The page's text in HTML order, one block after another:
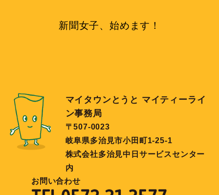
新聞女子、始めます！
マイタウンとうと マイティーライ
ン事務局
〒507-0023
岐阜県多治見市小田町1-25-1
株式会社多治見中日サービスセンター
内
お問い合わせ